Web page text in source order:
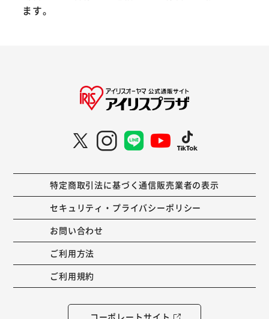
ます。
特定商取引法に基づく通信販売業者の表示
セキュリティ・プライバシーポリシー
お問い合わせ
ご利用方法
ご利用規約
コーポレートサイト